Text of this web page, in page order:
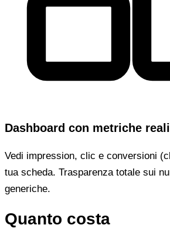
Dashboard con metriche reali
Vedi impression, clic e conversioni
tua scheda. Trasparenza totale sui
generiche.
Quanto costa